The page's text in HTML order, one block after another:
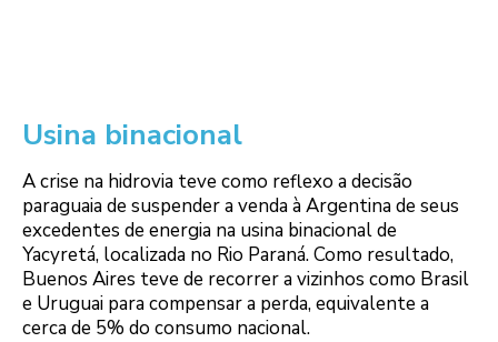
Usina binacional
A crise na hidrovia teve como reflexo a decisão
paraguaia de suspender a venda à Argentina de seus
excedentes de energia na usina binacional de
Yacyretá, localizada no Rio Paraná. Como resultado,
Buenos Aires teve de recorrer a vizinhos como Brasil
e Uruguai para compensar a perda, equivalente a
cerca de 5% do consumo nacional.